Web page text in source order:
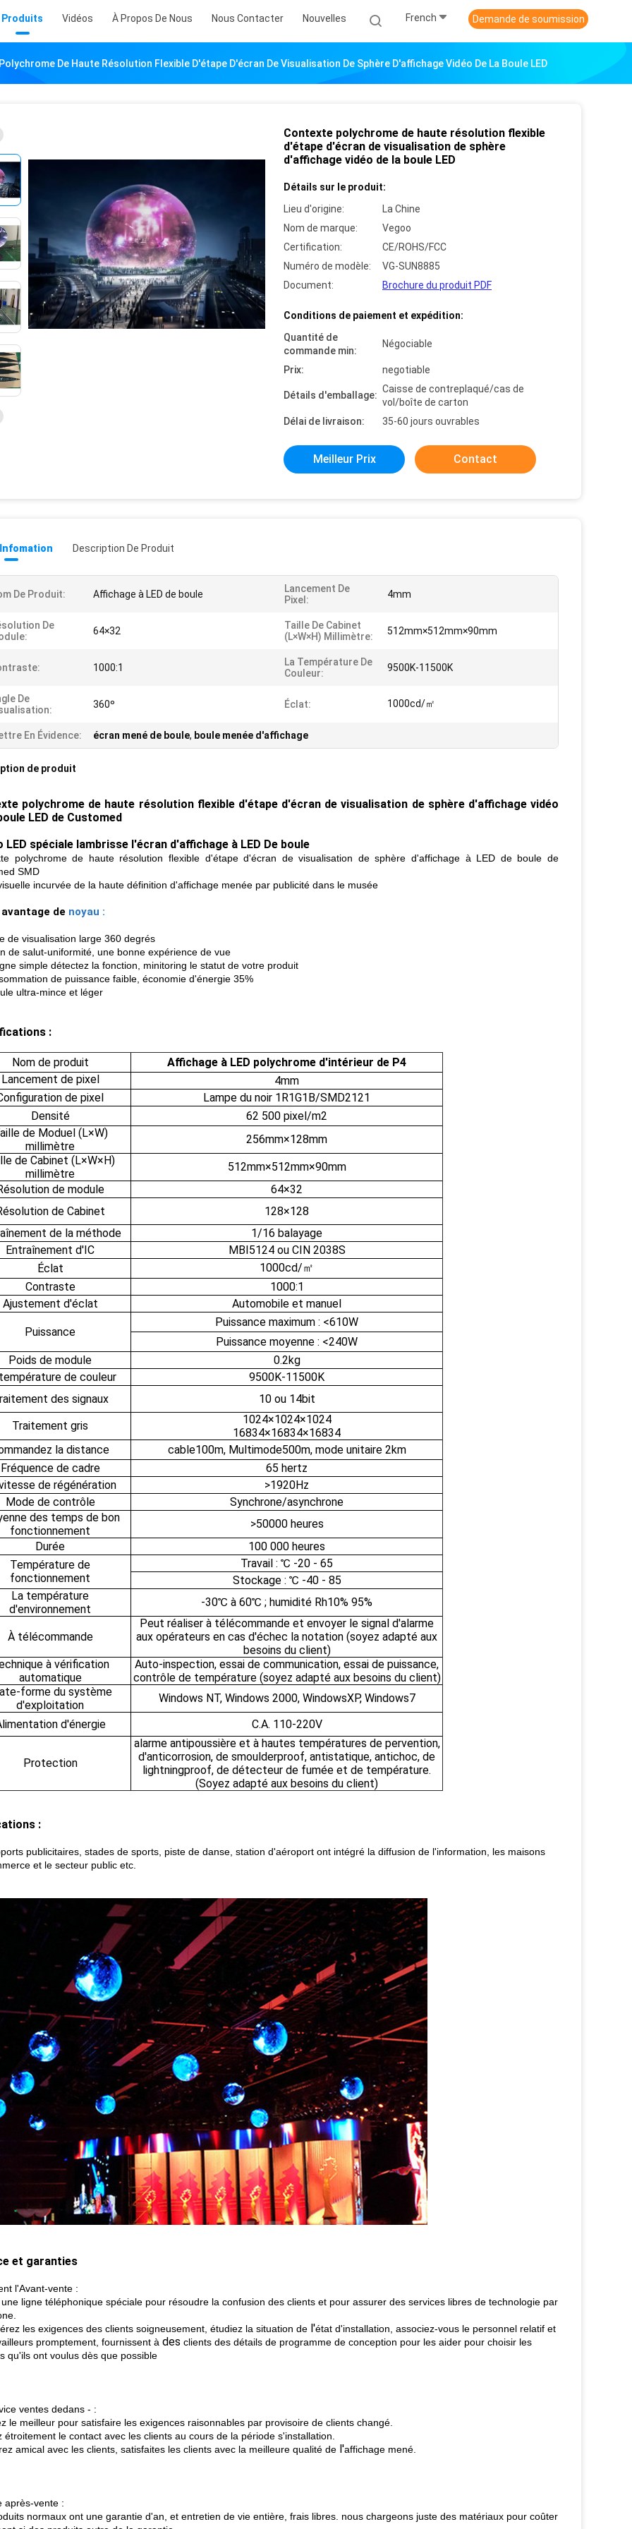
Produits Vidéos À Propos De Nous Nous Contacter Nouvelles French Demande de soumission
De Haute Résolution Flexible D'étape D'écran De Visualisation De Sphère D'affichage Vidéo De La Boule LED
Contexte polychrome de haute résolution flexible
d'étape d'écran de visualisation de sphère
d'affichage vidéo de la boule LED
Détails sur le produit:
Lieu d'origine:
La Chine
Nom de marque:
Vegoo
Certification:
CE/ROHS/FCC
Numéro de modèle:
VG-SUN8885
Document:
Brochure du produit PDF
Conditions de paiement et expédition:
Quantité de
commande min:
Négociable
Prix: negotiable
Détails d'emballage:
Caisse de contreplaqué/cas de
vol/boîte de carton
Délai de livraison:
35-60 jours ouvrables
Meilleur Prix Contact
Description De Produit
De Produit: Affichage à LED de boule
Lancement De
Pixel:
4mm
De
64×32
Taille De Cabinet
(L×W×H) Millimètre:
512mm×512mm×90mm
1000:1
La Température De
Couleur:
9500K-11500K
De
360º Éclat: 1000cd/㎡
En Évidence: écran mené de boule, boule menée d'affichage
de produit
polychrome de haute résolution flexible d'étape d'écran de visualisation de sphère d'affichage vidéo
LED de Customed
LED spéciale lambrisse l'écran d'affichage à LED De boule
polychrome de haute résolution flexible d'étape d'écran de visualisation de sphère d'affichage à LED de boule de
SMD
incurvée de la haute définition d'affichage menée par publicité dans le musée
avantage de noyau :
de visualisation large 360 degrés
de salut-uniformité, une bonne expérience de vue
simple détectez la fonction, minitoring le statut de votre produit
de puissance faible, économie d'énergie 35%
ultra-mince et léger
:
Nom de produit
Affichage à LED polychrome d'intérieur de P4
Lancement de pixel
4mm
de pixel
Lampe du noir 1R1G1B/SMD2121
Densité
62 500 pixel/m2
de Moduel (L×W)
millimètre
256mm×128mm
de Cabinet (L×W×H)
millimètre
512mm×512mm×90mm
de module
64×32
de Cabinet
128×128
de la méthode
1/16 balayage
Entraînement d'IC
MBI5124 ou CIN 2038S
Éclat
1000cd/㎡
Contraste
1000:1
Ajustement d'éclat
Automobile et manuel
Puissance
Puissance maximum : <610W
Puissance moyenne : <240W
Poids de module
0.2kg
de couleur
9500K-11500K
des signaux
10 ou 14bit
Traitement gris
1024×1024×1024
16834×16834×16834
la distance
cable100m, Multimode500m, mode unitaire 2km
Fréquence de cadre
65 hertz
de régénération
>1920Hz
Mode de contrôle
Synchrone/asynchrone
des temps de bon
fonctionnement
>50000 heures
Durée
100 000 heures
Température de
fonctionnement
Travail : ℃ -20 - 65
Stockage : ℃ -40 - 85
La température
d'environnement
-30℃ à 60℃ ; humidité Rh10% 95%
À télécommande
Peut réaliser à télécommande et envoyer le signal d'alarme
aux opérateurs en cas d'échec la notation (soyez adapté aux
besoins du client)
à vérification
automatique
Auto-inspection, essai de communication, essai de puissance,
contrôle de température (soyez adapté aux besoins du client)
forme du système
d'exploitation
Windows NT, Windows 2000, WindowsXP, Windows7
d'énergie
C.A. 110-220V
Protection
alarme antipoussière et à hautes températures de pervention,
d'anticorrosion, de smoulderproof, antistatique, antichoc, de
lightningproof, de détecteur de fumée et de température.
(Soyez adapté aux besoins du client)
:
publicitaires, stades de sports, piste de danse, station d'aéroport ont intégré la diffusion de l'information, les maisons
et le secteur public etc.
et garanties
l'Avant-vente :
une ligne téléphonique spéciale pour résoudre la confusion des clients et pour assurer des services libres de technologie par
les exigences des clients soigneusement, étudiez la situation de l'état d'installation, associez-vous le personnel relatif et
promptement, fournissent à des clients des détails de programme de conception pour les aider pour choisir les
qu'ils ont voulus dès que possible
ventes dedans - :
le meilleur pour satisfaire les exigences raisonnables par provisoire de clients changé.
étroitement le contact avec les clients au cours de la période s'installation.
amical avec les clients, satisfaites les clients avec la meilleure qualité de l'affichage mené.
après-vente :
normaux ont une garantie d'an, et entretien de vie entière, frais libres. nous chargeons juste des matériaux pour coûter